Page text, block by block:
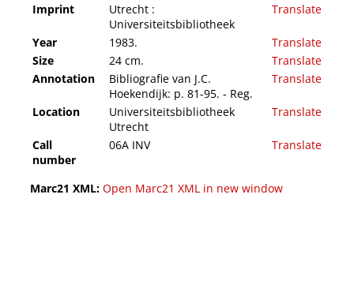
Imprint
Utrecht :
Universiteitsbibliotheek
Translate
Year 1983.
Translate
Size
24 cm.
Translate
Annotation
Bibliografie van J.C.
Hoekendijk: p. 81-95. - Reg.
Translate
Location
Universiteitsbibliotheek
Utrecht
Translate
Call
number
06A INV Translate
Marc21 XML: Open Marc21 XML in new window